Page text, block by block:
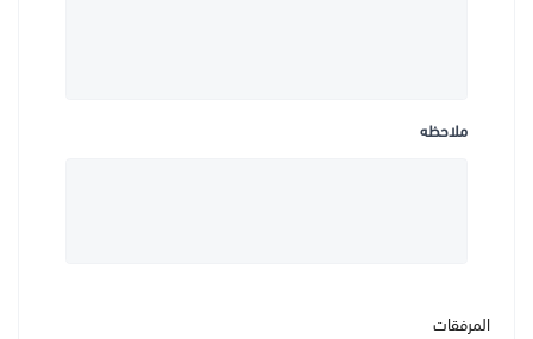
ملاحظه
المرفقات